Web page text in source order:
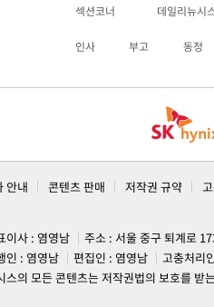
섹션코너 데일리뉴시
인사 부고 동정
안내 콘텐츠 판매 저작권 규약
이사 : 염영남
주소 : 서울 중구 퇴계로
인 : 염영남
편집인 : 염영남
고충처리
스의 모든 콘텐츠는 저작권법의 보호를